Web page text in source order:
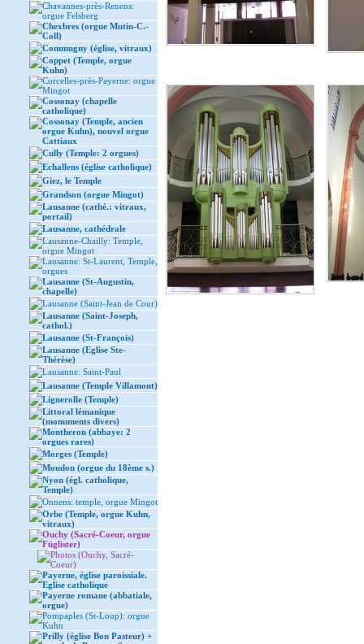
Chavannes-près-Renens:
orgue Felsberg
Chexbres (orgue Mutin-C.-
Coll)
Commugny (église, vitraux)
Coppet (Temple, orgue
Kuhn)
Corcelles-près-Payerne: orgue
Mingot
Cossonay (chapelle
catholique)
Cossonay (Temple, ancien
orgue Kuhn), nouvel orgue
Cattiaux
Cully (Temple: 2 orgues)
Echallens (église catholique)
Giez, le Temple
Grandson (orgue Mingot)
Lausanne (cathé.: vitraux,
portail)
Lausanne, cathédrale
Lausanne-Chailly: Temple,
orgue Mingot
Lausanne: St-Laurent, Temple,
orgues
Lausanne (St-Augustin,
chapelle)
Lausanne (Saint-Jean de Cour)
Lausanne (Saint-Joseph,
cathol.)
Lausanne (St-François)
Lausanne (Eglise Ste-
Thérèse)
Lausanne: Saint-Paul
Lausanne (Temple Villamont)
Lignerolle (Temple)
Littoral lémanique
(monuments divers)
Montheron (abbaye: 2
orgues rares)
Morges (Temple)
Moudon (orgue du 18ème s.)
Nyon (égl. catholique,
Temple)
Onnens: temple, orgue Mingot
Orbe (Temple, orgue Kuhn,
vitraux)
Ouchy (Sacré-Coeur, orgue
Füglister)
Photos (Ouchy, Sacré-
Coeur)
Payerne, église paroissiale.
Eglise catholique
Payerne romane (abbatiale,
orgue)
Pompaples (St-Loup): orgue
Kuhn
Prilly (église Bon Pasteur) +